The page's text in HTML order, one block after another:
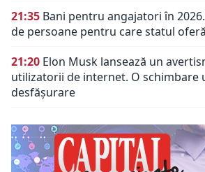
21:35 Bani pentru angajatori în
de persoane pentru care statul
21:20 Elon Musk lansează un
utilizatorii de internet. O schimbare
desfășurare